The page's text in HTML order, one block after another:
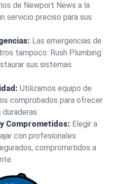
de Newport News a la
servicio preciso para sus
Las emergencias de
tampoco. Rush Plumbing
sus sistemas
Utilizamos equipo de
comprobados para ofrecer
Comprometidos: Elegir a
con profesionales
comprometidos a